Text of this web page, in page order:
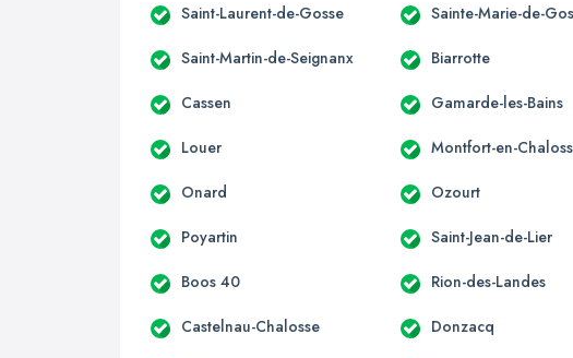
Saint-Laurent-de-Gosse Sainte-Marie-de-
Saint-Martin-de-Seignanx Biarrotte
Cassen Gamarde-les-Bains
Louer Montfort-en-
Onard Ozourt
Poyartin Saint-Jean-de-Lier
Boos 40 Rion-des-Landes
Castelnau-Chalosse Donzacq